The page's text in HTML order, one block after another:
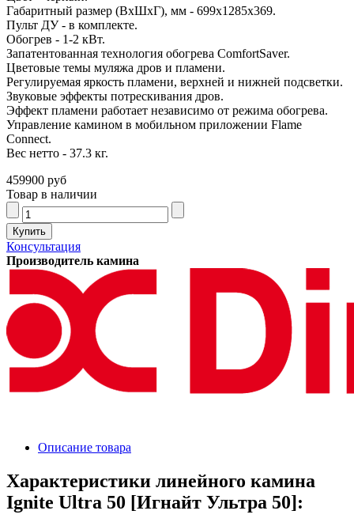
Габаритный размер (ВхШхГ), мм - 699х1285х369.
Пульт ДУ - в комплекте.
Обогрев - 1-2 кВт.
Запатентованная технология обогрева ComfortSaver.
Цветовые темы муляжа дров и пламени.
Регулируемая яркость пламени, верхней и нижней подсветки.
Звуковые эффекты потрескивания дров.
Эффект пламени работает независимо от режима обогрева.
Управление камином в мобильном приложении Flame
Connect.
Вес нетто - 37.3 кг.
459900 руб
Товар в наличии
Консультация
Производитель камина
Описание товара
Характеристики линейного камина
Ignite Ultra 50 [Игнайт Ультра 50]: